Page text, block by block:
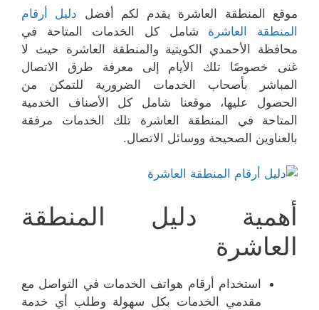
موقع المنطقة العاشرة يقدم لكم أفضل دليل أرقام
المنطقة العاشرة شامل كل الخدمات المتاحة في
محافظة الأحمدي الكويتية والمنطقة العاشرة حيث لا
غنى خصوصًا تلك الأيام إلى معرفة طرق الاتصال
المباشر بأصحاب الخدمات الضرورية للتمكن من
الحصول عليها، موقعنا شامل كل الأصناف الخدمية
المتاحة في المنطقة العاشرة تلك الخدمات مرفقة
بالعناوين الصحيحة ووسائل الاتصال.
أهمية دليل المنطقة
العاشرة
استخدام أرقام هواتف الخدمات في التواصل مع
مقدمي الخدمات بكل سهولة وطلب أي خدمة